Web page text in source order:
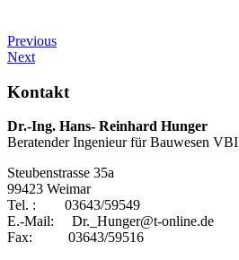
Previous
Next
Kontakt
Dr.-Ing. Hans- Reinhard Hunger
Beratender Ingenieur für Bauwesen VBI
Steubenstrasse 35a
99423 Weimar
Tel. : 03643/59549
E.-Mail: Dr._Hunger@t-online.de
Fax: 03643/59516